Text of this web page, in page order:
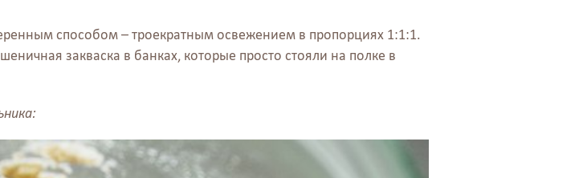
способом – троекратным освежением в пропорциях 1:1:1.
закваска в банках, которые просто стояли на полке в